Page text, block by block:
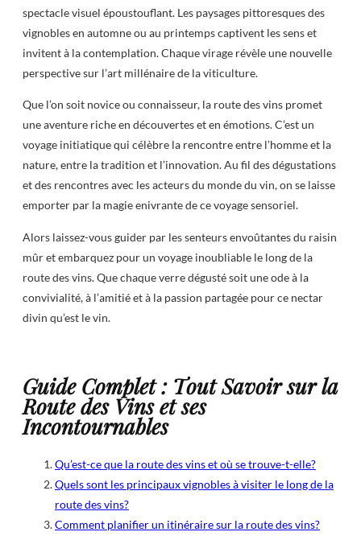
spectacle visuel époustouflant. Les paysages pittoresques des
vignobles en automne ou au printemps captivent les sens et
invitent à la contemplation. Chaque virage révèle une nouvelle
perspective sur l’art millénaire de la viticulture.
Que l’on soit novice ou connaisseur, la route des vins promet
une aventure riche en découvertes et en émotions. C’est un
voyage initiatique qui célèbre la rencontre entre l’homme et la
nature, entre la tradition et l’innovation. Au fil des dégustations
et des rencontres avec les acteurs du monde du vin, on se laisse
emporter par la magie enivrante de ce voyage sensoriel.
Alors laissez-vous guider par les senteurs envoûtantes du raisin
mûr et embarquez pour un voyage inoubliable le long de la
route des vins. Que chaque verre dégusté soit une ode à la
convivialité, à l’amitié et à la passion partagée pour ce nectar
divin qu’est le vin.
Guide Complet : Tout Savoir sur la
Route des Vins et ses
Incontournables
Qu’est-ce que la route des vins et où se trouve-t-elle?
Quels sont les principaux vignobles à visiter le long de la
route des vins?
Comment planifier un itinéraire sur la route des vins?